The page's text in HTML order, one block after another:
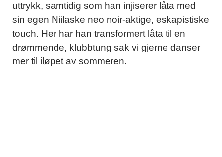
uttrykk, samtidig som han injiserer låta med
sin egen Niilaske neo noir-aktige, eskapistiske
touch. Her har han transformert låta til en
drømmende, klubbtung sak vi gjerne danser
mer til iløpet av sommeren.